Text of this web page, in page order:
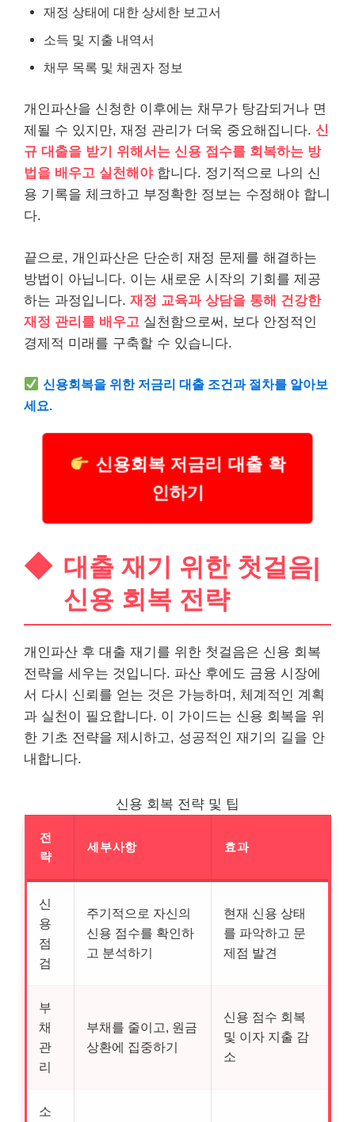
재정 상태에 대한 상세한 보고서
소득 및 지출 내역서
채무 목록 및 채권자 정보
개인파산을 신청한 이후에는 채무가 탕감되거나 면
제될 수 있지만, 재정 관리가 더욱 중요해집니다. 신
규 대출을 받기 위해서는 신용 점수를 회복하는 방
법을 배우고 실천해야합니다. 정기적으로 나의 신
용 기록을 체크하고 부정확한 정보는 수정해야 합니
다.
끝으로, 개인파산은 단순히 재정 문제를 해결하는
방법이 아닙니다. 이는 새로운 시작의 기회를 제공
하는 과정입니다. 재정 교육과 상담을 통해 건강한
재정 관리를 배우고 실천함으로써, 보다 안정적인
경제적 미래를 구축할 수 있습니다.
신용회복을 위한 저금리 대출 조건과 절차를 알아보
세요.
신용회복 저금리 대출 확
인하기
대출 재기 위한 첫걸음|
신용 회복 전략
개인파산 후 대출 재기를 위한 첫걸음은 신용 회복
전략을 세우는 것입니다. 파산 후에도 금융 시장에
서 다시 신뢰를 얻는 것은 가능하며, 체계적인 계획
과 실천이 필요합니다. 이 가이드는 신용 회복을 위
한 기초 전략을 제시하고, 성공적인 재기의 길을 안
내합니다.
신용 회복 전략 및 팁
전
략
세부사항 효과
신
용
점
검
주기적으로 자신의
신용 점수를 확인하
고 분석하기
현재 신용 상태
를 파악하고 문
제점 발견
부
채
관
리
부채를 줄이고, 원금
상환에 집중하기
신용 점수 회복
및 이자 지출 감
소
소